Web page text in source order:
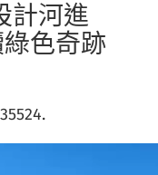
計河進
色奇跡